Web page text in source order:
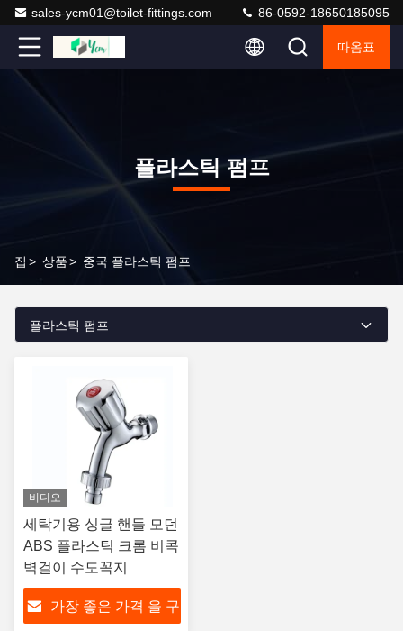
sales-ycm01@toilet-fittings.com 86-0592-18650185095
따옴표
플라스틱 펌프
집 > 상품> 중국 플라스틱 펌프
플라스틱 펌프
비디오
세탁기용 싱글 핸들 모던
ABS 플라스틱 크롬 비콕
벽걸이 수도꼭지
가장 좋은 가격 을 구